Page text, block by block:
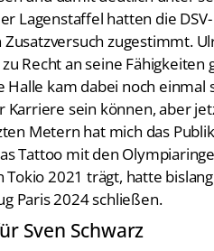
Lagenstaffel hatten die DSV-
zugestimmt.
zu Recht an seine Fähigkeiten
kam dabei noch einmal
Karriere sein können, aber
Metern hat mich das
Tattoo mit den
2021 trägt, hatte
Paris 2024 schließen.
Sven Schwarz